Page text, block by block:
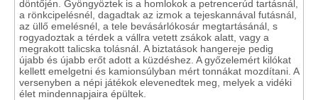
döntőjén. Gyöngyöztek is a homlokok a petrencerúd tartásnál,
a rönkcipelésnél, dagadtak az izmok a tejeskannával futásnál,
az üllő emelésnél, a tele bevásárlókosár megtartásánál, s
rogyadoztak a térdek a vállra vetett zsákok alatt, vagy a
megrakott talicska tolásnál. A biztatások hangereje pedig
újabb és újabb erőt adott a küzdéshez. A győzelemért kilókat
kellett emelgetni és kamionsúlyban mért tonnákat mozdítani. A
versenyben a népi játékok elevenedtek meg, melyek a vidéki
élet mindennapjaira épültek.